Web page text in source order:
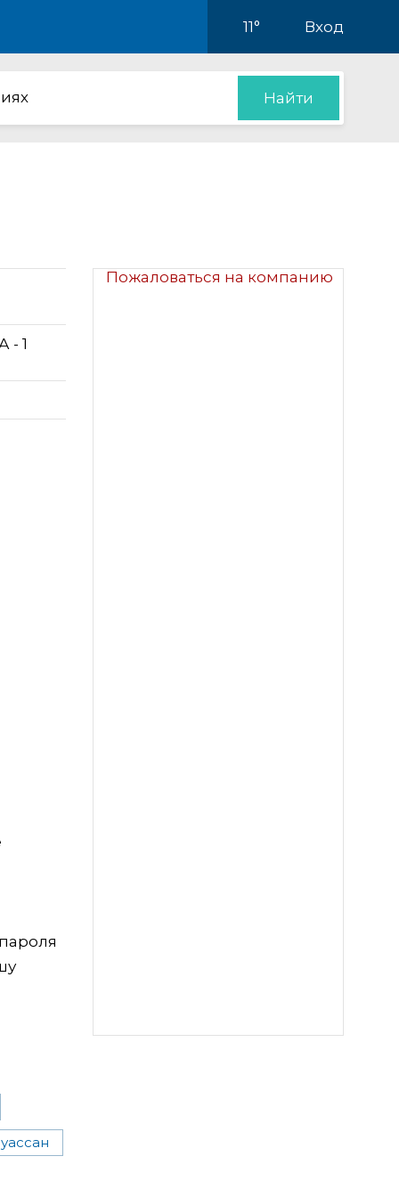
11° Вход
Найти
Пожаловаться на компанию
- 1